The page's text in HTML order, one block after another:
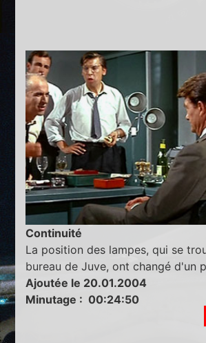
Continuité
La position des lampes, qui se
bureau de Juve, ont changé d'un
Ajoutée le 20.01.2004
Minutage : 00:24:50